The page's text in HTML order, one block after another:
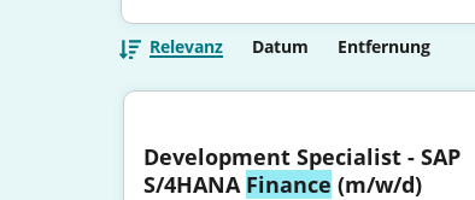
Relevanz Datum Entfernung
Development Specialist - SAP
S/4HANA Finance (m/w/d)